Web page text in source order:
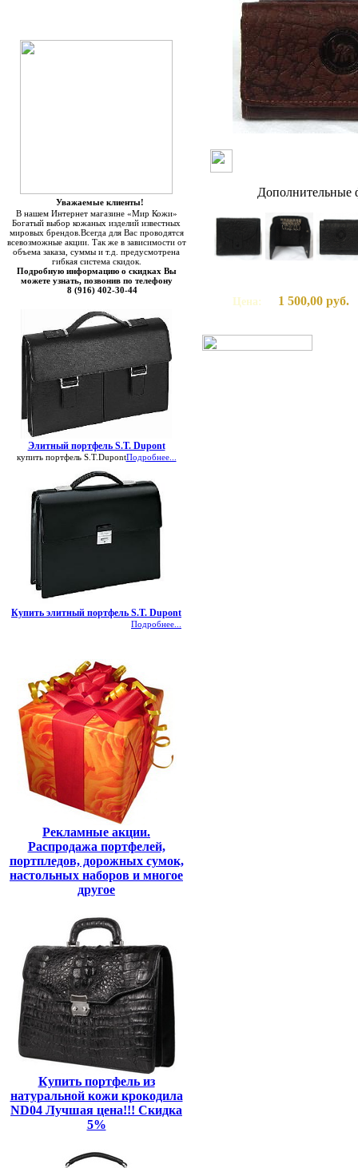
Уважаемые клиенты!
В нашем Интернет магазине «Мир Кожи»
Богатый выбор кожаных изделий известных
мировых брендов.Всегда для Вас проводятся
всевозможные акции. Так же в зависимости от
объема заказа, суммы и т.д. предусмотрена
гибкая система скидок.
Подробную информацию о скидках Вы
можете узнать, позвонив по телефону
8 (916) 402-30-44
Элитный портфель S.T. Dupont
купить портфель S.T.DupontПодробнее...
Купить элитный портфель S.T. Dupont
Подробнее...
Рекламные акции.
Распродажа портфелей,
портпледов, дорожных сумок,
настольных наборов и многое
другое
Купить портфель из
натуральной кожи крокодила
ND04 Лучшая цена!!! Скидка
5%
Дополнительные
Цена: 1 500,00 руб.